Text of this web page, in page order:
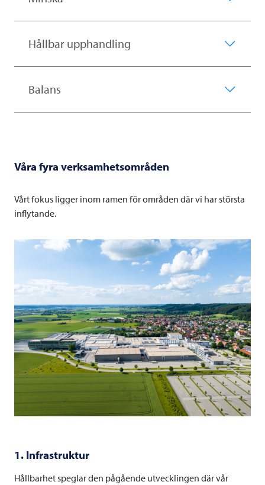
Hållbar upphandling
Balans
Våra fyra verksamhetsområden
Vårt fokus ligger inom ramen för områden där vi har största
inflytande.
1. Infrastruktur
Hållbarhet speglar den pågående utvecklingen där vår